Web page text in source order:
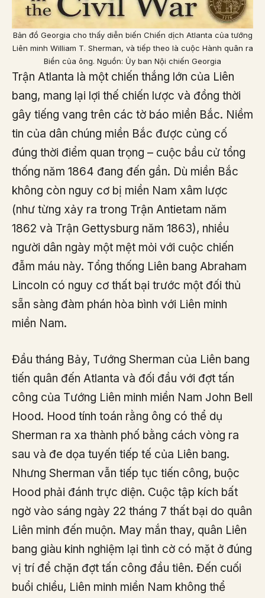
Bản đồ Georgia cho thấy diễn biến Chiến dịch Atlanta của tướng
Liên minh William T. Sherman, và tiếp theo là cuộc Hành quân ra
Biển của ông. Nguồn: Ủy ban Nội chiến Georgia
Trận Atlanta là một chiến thắng lớn của Liên
bang, mang lại lợi thế chiến lược và đồng thời
gây tiếng vang trên các tờ báo miền Bắc. Niềm
tin của dân chúng miền Bắc được củng cố
đúng thời điểm quan trọng – cuộc bầu cử tổng
thống năm 1864 đang đến gần. Dù miền Bắc
không còn nguy cơ bị miền Nam xâm lược
(như từng xảy ra trong Trận Antietam năm
1862 và Trận Gettysburg năm 1863), nhiều
người dân ngày một mệt mỏi với cuộc chiến
đẫm máu này. Tổng thống Liên bang Abraham
Lincoln có nguy cơ thất bại trước một đối thủ
sẵn sàng đàm phán hòa bình với Liên minh
miền Nam.
Đầu tháng Bảy, Tướng Sherman của Liên bang
tiến quân đến Atlanta và đối đầu với đợt tấn
công của Tướng Liên minh miền Nam John Bell
Hood. Hood tính toán rằng ông có thể dụ
Sherman ra xa thành phố bằng cách vòng ra
sau và đe dọa tuyến tiếp tế của Liên bang.
Nhưng Sherman vẫn tiếp tục tiến công, buộc
Hood phải đánh trực diện. Cuộc tập kích bất
ngờ vào sáng ngày 22 tháng 7 thất bại do quân
Liên minh đến muộn. May mắn thay, quân Liên
bang giàu kinh nghiệm lại tình cờ có mặt ở đúng
vị trí để chặn đợt tấn công đầu tiên. Đến cuối
buổi chiều, Liên minh miền Nam không thể